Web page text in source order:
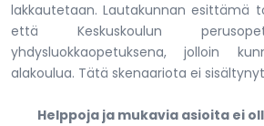
lakkautetaan. Lautakunnan esittämä
että Keskuskoulun
yhdysluokkaopetuksena, jolloin
alakoulua. Tätä skenaariota ei
Helppoja ja mukavia asioita ei